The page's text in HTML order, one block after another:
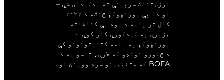
ارزښتناک سرچینې ته بدلیدای شي –
او دا چې بورنهولم څنګه د ۲۰۳۲
کال تر پایه د یوه بې کثافاته
جزیرې په لیدلوري کار کوي. د
بورنهولم په عامه کتابتونونو کې
د څلورو غونډو له لارې، تاسو به د
BOFA له متخصصینو سره ووینئ او…